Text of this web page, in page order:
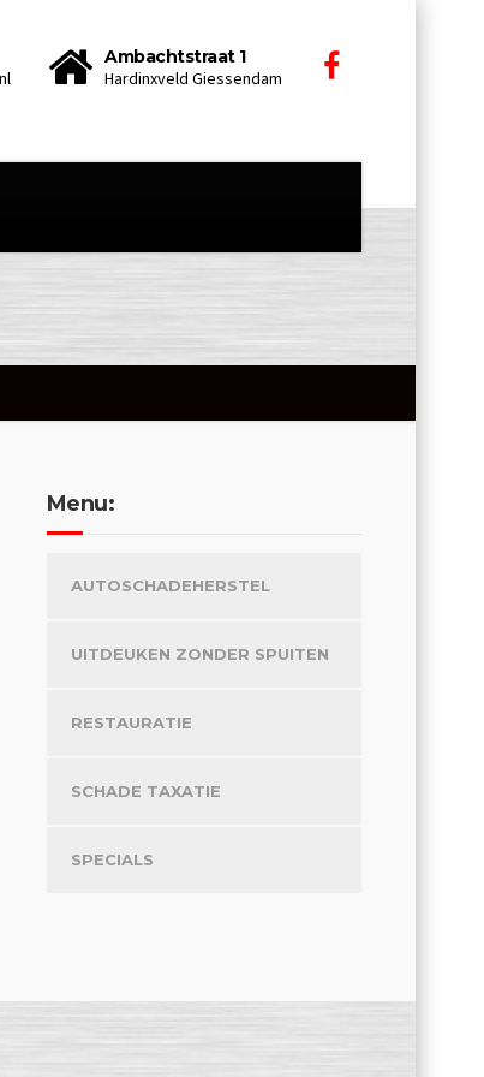
Ambachtstraat 1
Hardinxveld Giessendam
Menu:
AUTOSCHADEHERSTEL
UITDEUKEN ZONDER SPUITEN
RESTAURATIE
SCHADE TAXATIE
SPECIALS